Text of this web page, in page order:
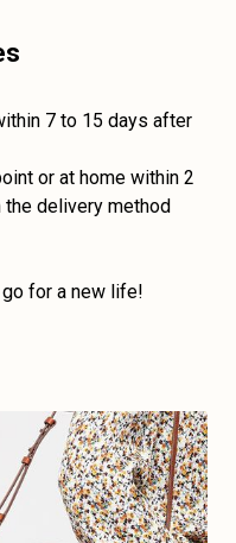
7 to 15 days after
or at home within 2
the delivery method
for a new life!